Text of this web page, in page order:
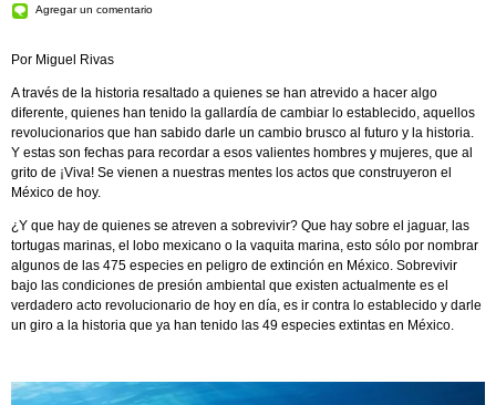
Agregar un comentario
Por Miguel Rivas
A través de la historia resaltado a quienes se han atrevido a hacer algo
diferente, quienes han tenido la gallardía de cambiar lo establecido, aquellos
revolucionarios que han sabido darle un cambio brusco al futuro y la historia.
Y estas son fechas para recordar a esos valientes hombres y mujeres, que al
grito de ¡Viva! Se vienen a nuestras mentes los actos que construyeron el
México de hoy.
¿Y que hay de quienes se atreven a sobrevivir? Que hay sobre el jaguar, las
tortugas marinas, el lobo mexicano o la vaquita marina, esto sólo por nombrar
algunos de las 475 especies en peligro de extinción en México. Sobrevivir
bajo las condiciones de presión ambiental que existen actualmente es el
verdadero acto revolucionario de hoy en día, es ir contra lo establecido y darle
un giro a la historia que ya han tenido las 49 especies extintas en México.